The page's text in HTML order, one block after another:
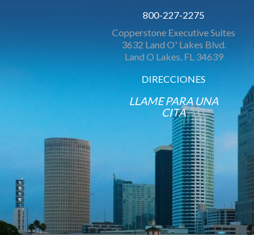
800-227-2275
Copperstone Executive Suites
3632 Land O' Lakes Blvd.
Land O Lakes, FL 34639
DIRECCIONES
LLAME PARA UNA
CITA